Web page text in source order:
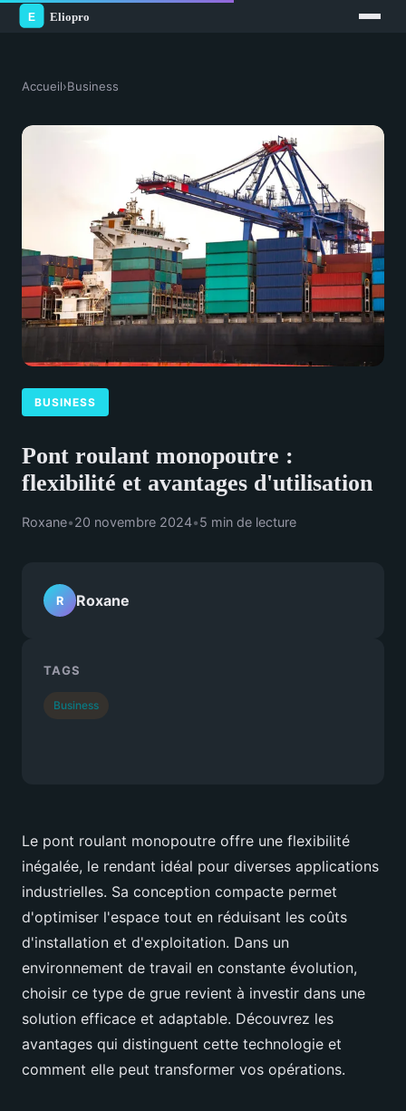
Accueil›Business
BUSINESS
Pont roulant monopoutre :
flexibilité et avantages d'utilisation
Roxane•20 novembre 2024•5 min de lecture
Le pont roulant monopoutre offre une flexibilité
inégalée, le rendant idéal pour diverses applications
industrielles. Sa conception compacte permet
d'optimiser l'espace tout en réduisant les coûts
d'installation et d'exploitation. Dans un
environnement de travail en constante évolution,
choisir ce type de grue revient à investir dans une
solution efficace et adaptable. Découvrez les
avantages qui distinguent cette technologie et
comment elle peut transformer vos opérations.
R Roxane
TAGS
Business